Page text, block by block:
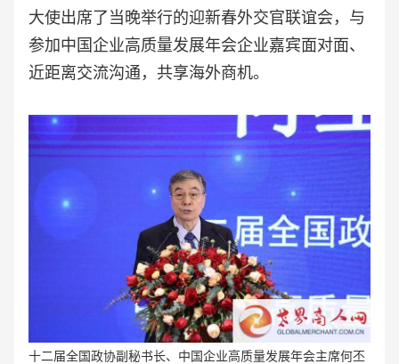
大使出席了当晚举行的迎新春外交官联谊会，与
参加中国企业高质量发展年会企业嘉宾面对面、
近距离交流沟通，共享海外商机。
十二届全国政协副秘书长、中国企业高质量发展年会主席何丕